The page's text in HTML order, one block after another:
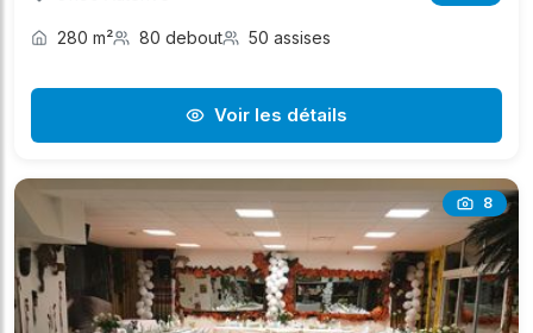
280 m² 80 debout 50 assises
Voir les détails
8